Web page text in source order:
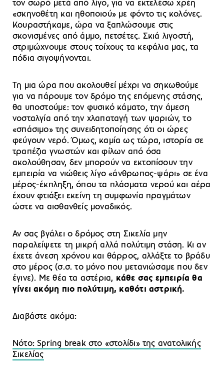
τον σωρό μετά από λίγο, για να εκτελέσω χρέη
«σκηνοθέτη και ηθοποιού» με φόντο τις κολόνες.
Κουραστήκαμε, ώρα να ξαπλώσουμε στις
σκονισμένες από άμμο, πετσέτες. Σκιά λιγοστή,
στριμώχνουμε στους τοίχους τα κεφάλια μας, τα
πόδια σιγοψήνονται.
Τη μια ώρα που ακολουθεί μέχρι να σηκωθούμε
για να πάρουμε τον δρόμο της επόμενης στάσης,
θα υποστούμε: τον φυσικό κάματο, την άμεση
νοσταλγία από την χλαπαταγή των ψαριών, το
«σπάσιμο» της συνειδητοποίησης ότι οι ώρες
φεύγουν νερό. Όμως, καμία ως τώρα, ιστορία σε
τραπέζια γνωστών και φίλων από όσα
ακολούθησαν, δεν μπορούν να εκτοπίσουν την
εμπειρία να νιώθεις λίγο «άνθρωπος-ψάρι» σε ένα
μέρος-έκπληξη, όπου τα πλάσματα νερού και αέρα
έχουν φτιάξει εκείνη τη συμφωνία πραγμάτων
ώστε να αισθανθείς μοναδικός.
Αν σας βγάλει ο δρόμος στη Σικελία μην
παραλείψετε τη μικρή αλλά πολύτιμη στάση. Κι αν
έχετε άνεση χρόνου και θάρρος, αλλάξτε το βράδυ
στο μέρος (σ.σ. το μόνο που μετανιώσαμε που δεν
έγινε). Με θέα τα αστέρια, κάθε σας εμπειρία θα
γίνει ακόμη πιο πολύτιμη, καθότι αστρική.
Διαβάστε ακόμα:
Νότο: Spring break στο «στολίδι» της ανατολικής
Σικελίας